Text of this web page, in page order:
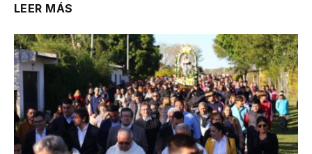
LEER MÁS